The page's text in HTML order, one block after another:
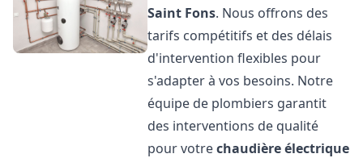
Saint Fons. Nous offrons des
tarifs compétitifs et des délais
d'intervention flexibles pour
s'adapter à vos besoins. Notre
équipe de plombiers garantit
des interventions de qualité
pour votrechaudière électrique